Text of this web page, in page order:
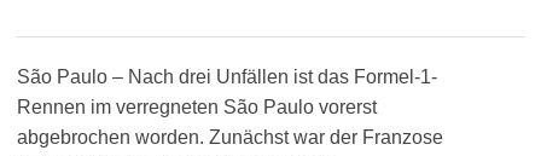
São Paulo – Nach drei Unfällen ist das Formel-1-
Rennen im verregneten São Paulo vorerst
abgebrochen worden. Zunächst war der Franzose